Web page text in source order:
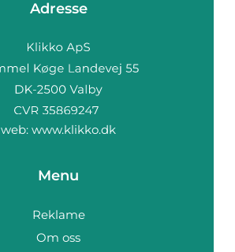
Adresse
web: www.klikko.dk
Menu
Reklame
Om oss